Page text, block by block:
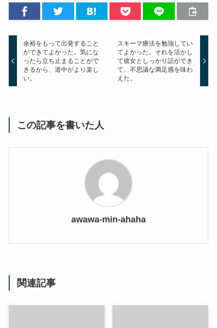
余裕をもって出発すること
ができてよかった。気にな
ったら立ち止まることがで
きるから、道中がより楽し
い。
スキーマ療法を勉強してい
てよかった。それを活かし
て彼女としっかり話ができ
て、不思議な満足感を味わ
えた。
この記事を書いた人
awawa-min-ahaha
関連記事